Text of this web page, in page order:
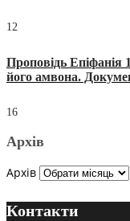
12
Проповідь Епіфанія
його амвона.
16
Архів
Архів
Контакти